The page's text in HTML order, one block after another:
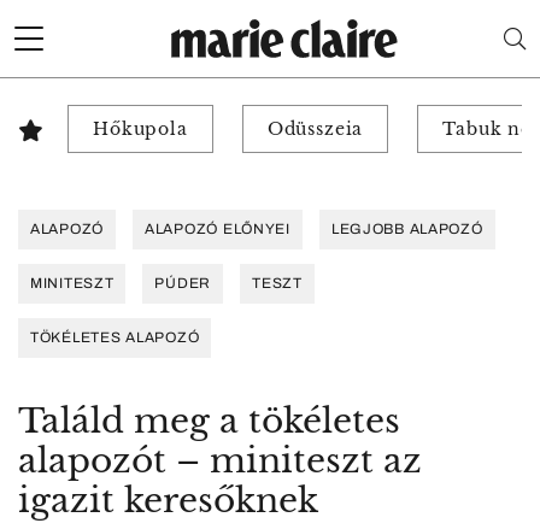
Hőkupola Odüsszeia Tabuk
ALAPOZÓ ALAPOZÓ ELŐNYEI LEGJOBB ALAPOZÓ
MINITESZT PÚDER TESZT
TÖKÉLETES ALAPOZÓ
Találd meg a tökéletes
alapozót – miniteszt az
igazit keresőknek